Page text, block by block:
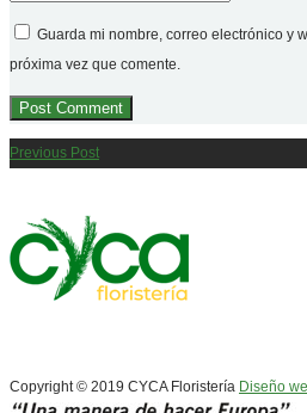
Guarda mi nombre, correo electrónico y
próxima vez que comente.
Previous Post
Copyright © 2019 CYCA Floristería Diseño